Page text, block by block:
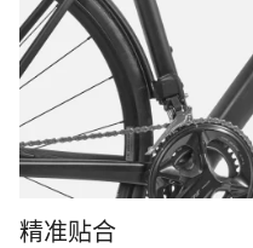
精准贴合